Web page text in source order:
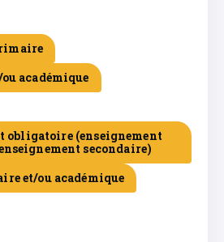
académique
obligatoire (enseignement
secondaire)
et/ou académique